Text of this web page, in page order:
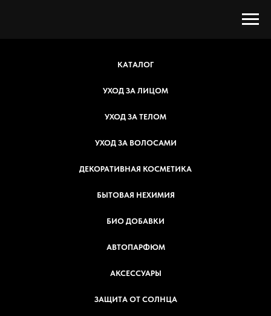
КАТАЛОГ
УХОД ЗА ЛИЦОМ
УХОД ЗА ТЕЛОМ
УХОД ЗА ВОЛОСАМИ
ДЕКОРАТИВНАЯ КОСМЕТИКА
БЫТОВАЯ НЕХИМИЯ
БИО ДОБАВКИ
АВТОПАРФЮМ
АКСЕССУАРЫ
ЗАЩИТА ОТ СОЛНЦА